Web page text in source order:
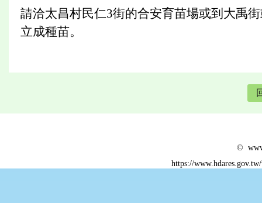
請洽太昌村民仁3街的合安育苗場或到大禹
立成種苗。
©
https://